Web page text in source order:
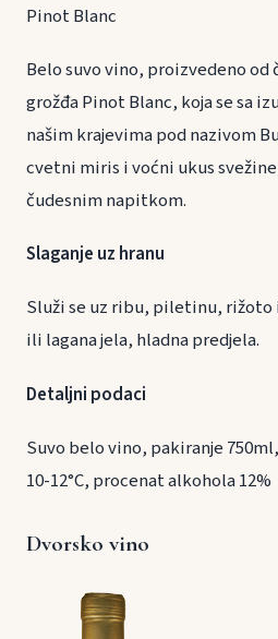
Pinot Blanc
Belo suvo vino, proizvedeno od
grožđa Pinot Blanc, koja se sa
našim krajevima pod nazivom
cvetni miris i voćni ukus
čudesnim napitkom.
Slaganje uz hranu
Služi se uz ribu, piletinu, rižoto
ili lagana jela, hladna
Detaljni podaci
Suvo belo vino, pakiranje
10-12°C, procenat alkohola 12%
Dvorsko vino